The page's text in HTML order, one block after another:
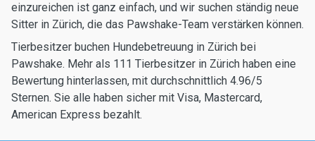
einzureichen ist ganz einfach, und wir suchen ständig neue
Sitter in Zürich, die das Pawshake-Team verstärken können.
Tierbesitzer buchen Hundebetreuung in Zürich bei
Pawshake. Mehr als 111 Tierbesitzer in Zürich haben eine
Bewertung hinterlassen, mit durchschnittlich 4.96/5
Sternen. Sie alle haben sicher mit Visa, Mastercard,
American Express bezahlt.